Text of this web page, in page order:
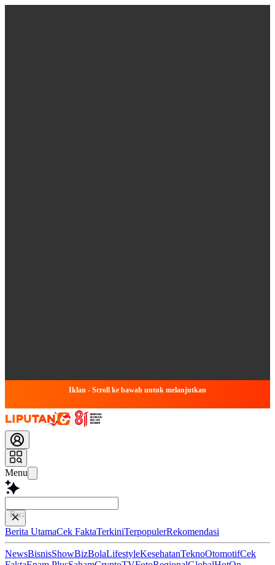
Iklan - Scroll ke bawah untuk melanjutkan
Menu
Baca lebih cepat...
Berita UtamaCek FaktaTerkiniTerpopulerRekomendasi
NewsBisnisShowBizBolaLifestyleKesehatanTeknoOtomotifCek